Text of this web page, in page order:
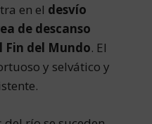
en el desvío
de descanso
Fin del Mundo. El
y selvático y